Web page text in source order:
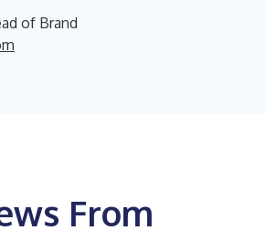
of Brand
From